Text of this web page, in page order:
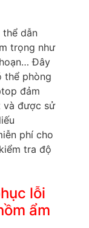
dẫn
trọng như
Đây
thể phòng
đảm
và được sử
phí cho
tra độ
lỗi
ẩm